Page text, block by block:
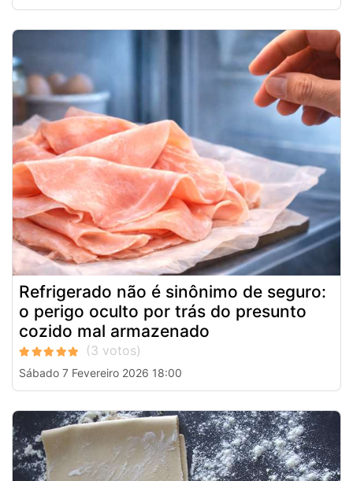
Refrigerado não é sinônimo de seguro:
o perigo oculto por trás do presunto
cozido mal armazenado
Sábado 7 Fevereiro 2026 18:00